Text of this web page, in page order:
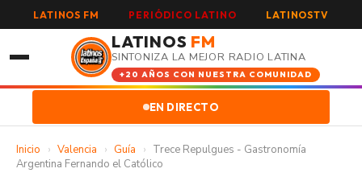
LATINOS FM PERIÓDICO LATINO LATINOSTV
LATINOS FM
SINTONIZA LA MEJOR RADIO LATINA
+20 AÑOS CON NUESTRA COMUNIDAD
EN DIRECTO
Inicio › Valencia › Guía › Trece Repulgues - Gastronomía
Argentina Fernando el Católico